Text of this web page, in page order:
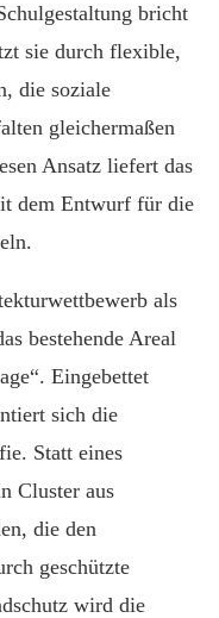
bricht
sie durch flexible,
die soziale
gleichermaßen
Ansatz liefert das
dem Entwurf für die
als
bestehende Areal
Eingebettet
sich die
Statt eines
Cluster aus
die den
geschützte
wird die